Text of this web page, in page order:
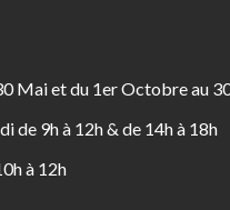
Mai et du 1er Octobre au
de 9h à 12h & de 14h à 18h
à 12h